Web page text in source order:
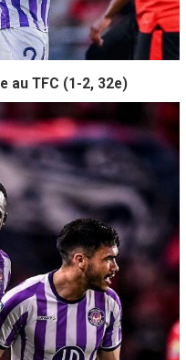
au TFC (1-2, 32e)